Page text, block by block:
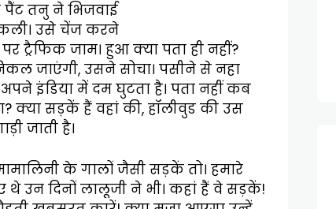
पैंट तनु ने भिजवाई
उसे चेंज करने
ट्रैफिक जाम। हुआ क्या पता ही नहीं?
जाएंगी, उसने सोचा। पसीने से नहा
इंडिया में दम घुटता है। पता नहीं कब
क्या सड़कें हैं वहां की, हॉलीवुड की उस
जाती है।
के गालों जैसी सड़कें तो। हमारे
थे उन दिनों लालूजी ने भी। कहां हैं वे सड़कें!